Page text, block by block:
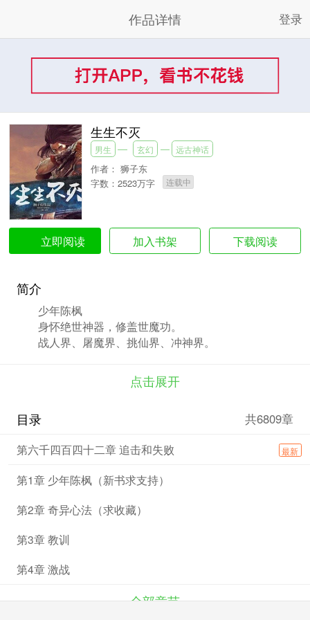
作品详情 登录
生生不灭
男生 玄幻 远古神话
作者： 狮子东
字数：2523万字
连载中
立即阅读 加入书架 下载阅读
简介
少年陈枫
身怀绝世神器，修盖世魔功。
战人界、屠魔界、挑仙界、冲神界。
点击展开
目录 共6809章
第六千四百四十二章 追击和失败 最新
第1章 少年陈枫（新书求支持）
第2章 奇异心法（求收藏）
第3章 教训
第4章 激战
全部章节